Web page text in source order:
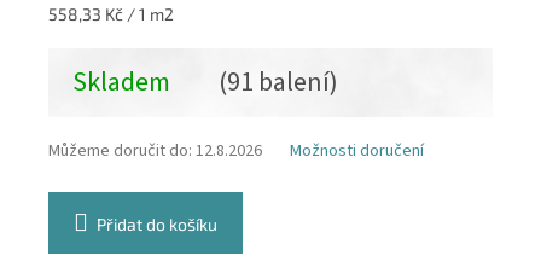
Měrná
558,33 Kč / 1 m2
Skladem (91 balení)
Můžeme doručit do: 12.8.2026 Možnosti doručení
Přidat do košíku